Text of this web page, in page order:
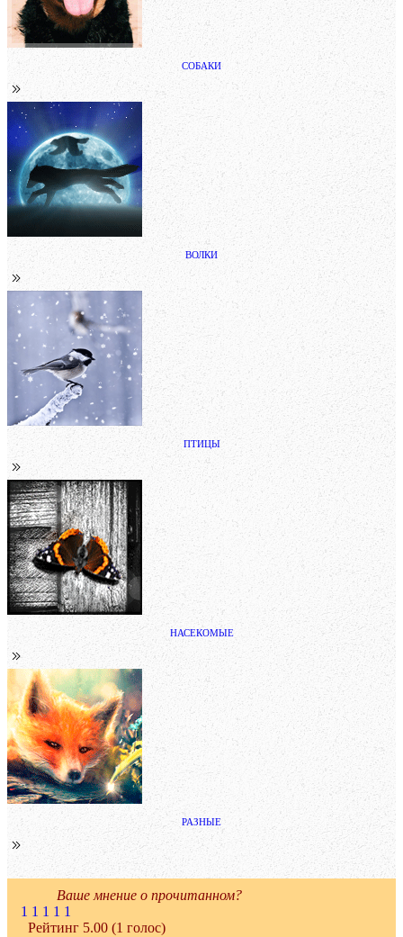
СОБАКИ
ВОЛКИ
ПТИЦЫ
НАСЕКОМЫЕ
РАЗНЫЕ
Ваше мнение о прочитанном?
1 1 1 1 1
Рейтинг 5.00 (1 голос)